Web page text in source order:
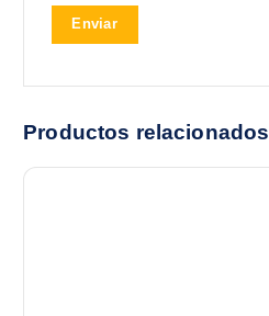
Productos relacionados